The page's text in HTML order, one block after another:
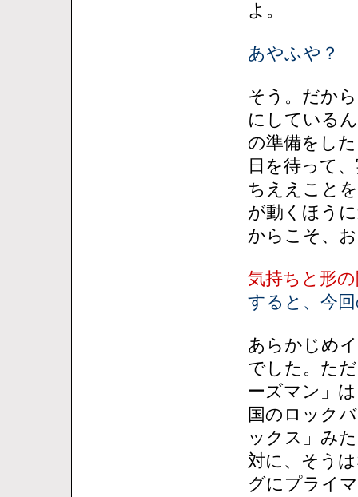
よ。
あやふや？
そう。だか
にしている
の準備をし
日を待って
ちええこと
が動くほう
からこそ、
気持ちと形
すると、今
あらかじめ
でした。た
ーズマン」
国のロック
ックス」み
対に、そう
グにプライ